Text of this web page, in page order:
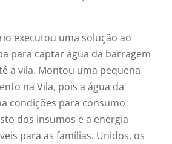
executou uma solução ao
para captar água da barragem
a vila. Montou uma pequena
na Vila, pois a água da
condições para consumo
dos insumos e a energia
para as famílias. Unidos, os